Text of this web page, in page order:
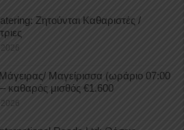
Ζητούνται Καθαριστές /
Μάγειρας/ Μαγείρισσα (ωράριο 07:00
καθαρός μισθός €1.600